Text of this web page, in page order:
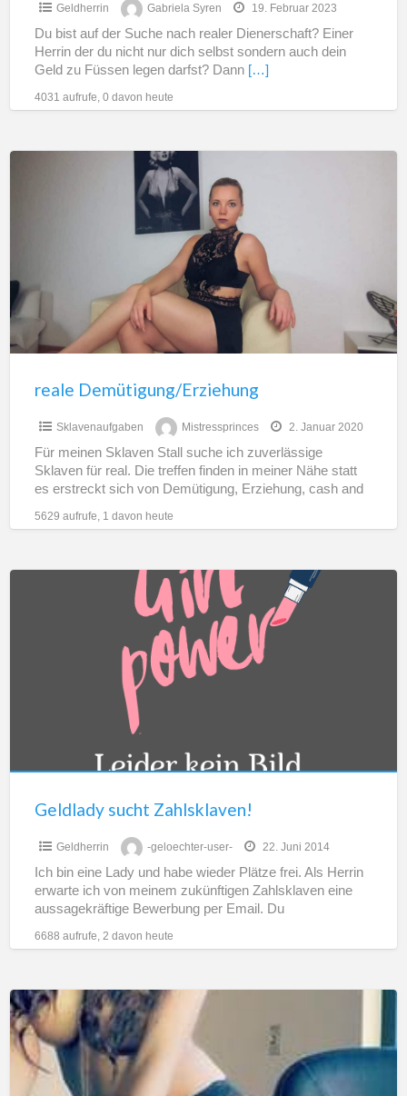
Geldherrin Gabriela Syren 19. Februar 2023
Du bist auf der Suche nach realer Dienerschaft? Einer
Herrin der du nicht nur dich selbst sondern auch dein
Geld zu Füssen legen darfst? Dann […]
4031 aufrufe, 0 davon heute
Demütigung/Erziehung
reale Demütigung/Erziehung
Sklavenaufgaben Mistressprinces 2. Januar 2020
Für meinen Sklaven Stall suche ich zuverlässige
Sklaven für real. Die treffen finden in meiner Nähe statt
es erstreckt sich von Demütigung, Erziehung, cash and
5629 aufrufe, 1 davon heute
Geldlady sucht Zahlsklaven!
Geldherrin -geloechter-user- 22. Juni 2014
Ich bin eine Lady und habe wieder Plätze frei. Als Herrin
erwarte ich von meinem zukünftigen Zahlsklaven eine
aussagekräftige Bewerbung per Email. Du
6688 aufrufe, 2 davon heute
Geldherrin
sucht
Geldsklave